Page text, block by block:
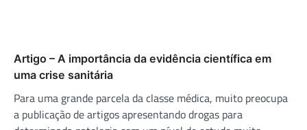
Artigo – A importância da evidência científica em
uma crise sanitária
Para uma grande parcela da classe médica, muito preocupa
a publicação de artigos apresentando drogas para